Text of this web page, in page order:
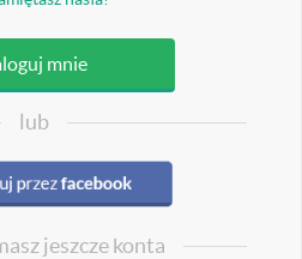
lub
jeszcze konta